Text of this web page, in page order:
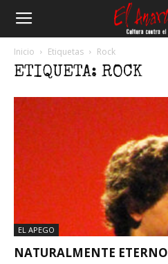
Inicio Etiquetas Rock
ETIQUETA: ROCK
EL APEGO
NATURALMENTE ETERNO